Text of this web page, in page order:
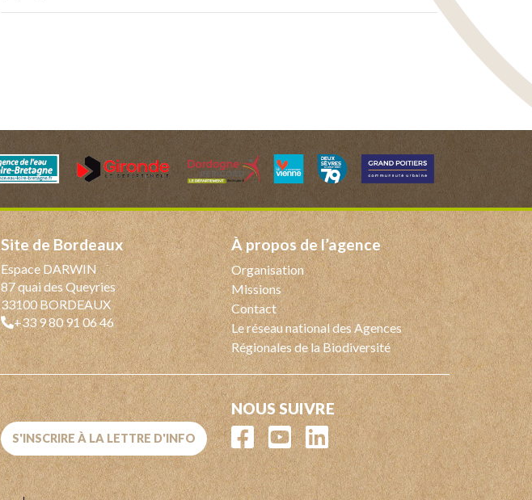
Site de Bordeaux
Espace DARWIN
87 quai des Queyries
33100 BORDEAUX
+33 9 80 91 06 46
à propos de l’agence
Organisation
Missions
Contact
Le réseau national des Agences
Régionales de la Biodiversité
S'INSCRIRE À LA LETTRE D'INFO
NOUS SUIVRE